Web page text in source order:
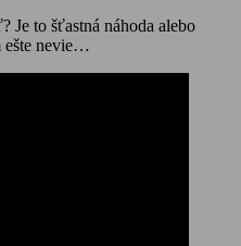
Je to šťastná náhoda alebo
ešte nevie…